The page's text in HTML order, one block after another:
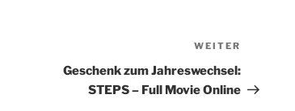
Beitrag
WEITER
Geschenk zum Jahreswechsel:
STEPS – Full Movie Online